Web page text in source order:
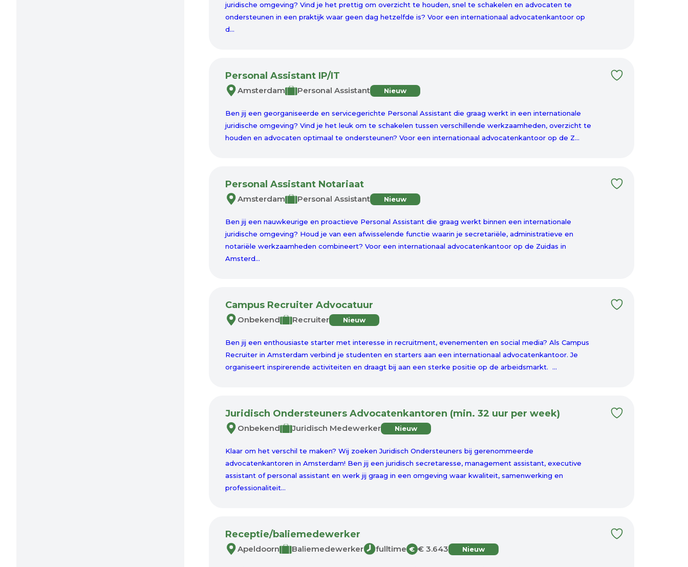
juridische omgeving? Vind je het prettig om overzicht te houden, snel te schakelen en advocaten te
ondersteunen in een praktijk waar geen dag hetzelfde is? Voor een internationaal advocatenkantoor op
d...
Personal Assistant IP/IT
Amsterdam Personal Assistant Nieuw
Ben jij een georganiseerde en servicegerichte Personal Assistant die graag werkt in een internationale
juridische omgeving? Vind je het leuk om te schakelen tussen verschillende werkzaamheden, overzicht te
houden en advocaten optimaal te ondersteunen? Voor een internationaal advocatenkantoor op de Z...
Personal Assistant Notariaat
Amsterdam Personal Assistant Nieuw
Ben jij een nauwkeurige en proactieve Personal Assistant die graag werkt binnen een internationale
juridische omgeving? Houd je van een afwisselende functie waarin je secretariële, administratieve en
notariële werkzaamheden combineert? Voor een internationaal advocatenkantoor op de Zuidas in
Amsterd...
Campus Recruiter Advocatuur
Onbekend Recruiter Nieuw
Ben jij een enthousiaste starter met interesse in recruitment, evenementen en social media? Als Campus
Recruiter in Amsterdam verbind je studenten en starters aan een internationaal advocatenkantoor. Je
organiseert inspirerende activiteiten en draagt bij aan een sterke positie op de arbeidsmarkt. ...
Juridisch Ondersteuners Advocatenkantoren (min. 32 uur per week)
Onbekend Juridisch Medewerker Nieuw
Klaar om het verschil te maken? Wij zoeken Juridisch Ondersteuners bij gerenommeerde
advocatenkantoren in Amsterdam! Ben jij een juridisch secretaresse, management assistant, executive
assistant of personal assistant en werk jij graag in een omgeving waar kwaliteit, samenwerking en
professionaliteit...
Receptie/baliemedewerker
Apeldoorn Baliemedewerker fulltime € € 3.643 Nieuw